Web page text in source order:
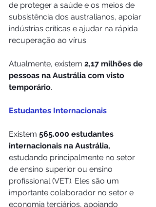
de proteger a saúde e os meios de
subsistência dos australianos, apoiar
indústrias críticas e ajudar na rápida
recuperação ao vírus.
Atualmente, existem 2,17 milhões de
pessoas na Austrália com visto
temporário.
Estudantes Internacionais
Existem 565.000 estudantes
internacionais na Austrália,
estudando principalmente no setor
de ensino superior ou ensino
profissional (VET). Eles são um
importante colaborador no setor e
economia terciários, apoiando